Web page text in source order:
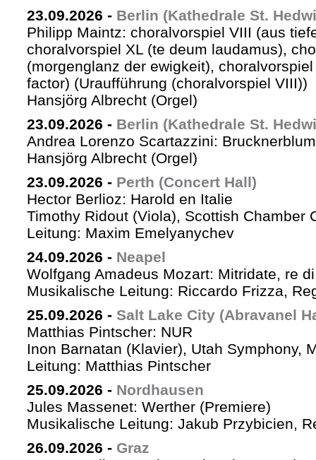
23.09.2026 - Berlin (Kathedrale St.
Philipp Maintz: choralvorspiel VIII (aus
choralvorspiel XL (te deum laudamus),
(morgenglanz der ewigkeit),
factor) (Uraufführung (choralvorspiel VIII))
Hansjörg Albrecht (Orgel)
23.09.2026 - Berlin (Kathedrale St.
Andrea Lorenzo Scartazzini:
Hansjörg Albrecht (Orgel)
23.09.2026 - Perth (Concert Hall)
Hector Berlioz: Harold en Italie
Timothy Ridout (Viola), Scottish Chamber
Leitung: Maxim Emelyanychev
24.09.2026 - Neapel
Wolfgang Amadeus Mozart: Mitridate, re
Musikalische Leitung: Riccardo Frizza,
25.09.2026 - Salt Lake City (Abravanel
Matthias Pintscher: NUR
Inon Barnatan (Klavier), Utah Symphony,
Leitung: Matthias Pintscher
25.09.2026 - Nordhausen
Jules Massenet: Werther (Premiere)
Musikalische Leitung: Jakub Przybicien,
26.09.2026 - Graz